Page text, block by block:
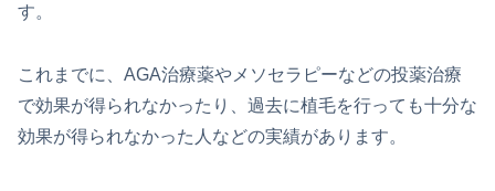
す。
これまでに、AGA治療薬やメソセラピーなどの投薬治療
で効果が得られなかったり、過去に植毛を行っても十分な
効果が得られなかった人などの実績があります。